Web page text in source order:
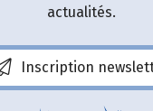
actualités.
Inscription